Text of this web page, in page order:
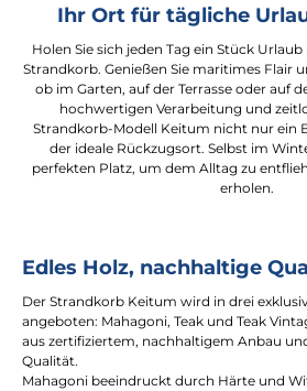
Ihr Ort für tägliche
Holen Sie sich jeden Tag ein Stück
Strandkorb. Genießen Sie maritimes Flair
ob im Garten, auf der Terrasse oder auf
hochwertigen Verarbeitung und
Strandkorb-Modell Keitum nicht nur ein
der ideale Rückzugsort. Selbst im
perfekten Platz, um dem Alltag zu
erholen.
Edles Holz, nachhaltige
Der Strandkorb Keitum wird in drei
angeboten: Mahagoni, Teak und Teak
aus zertifiziertem, nachhaltigem Anbau
Qualität.
Mahagoni beeindruckt durch Härte und